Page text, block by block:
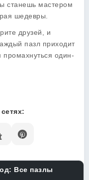
станешь мастером
шедевры.
друзей, и
пазл приходит
промахнуться один-
Все пазлы